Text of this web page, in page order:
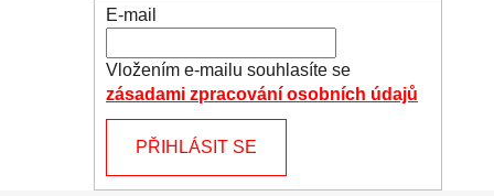
E-mail
Vložením e-mailu souhlasíte se
zásadami zpracování osobních údajů
PŘIHLÁSIT SE